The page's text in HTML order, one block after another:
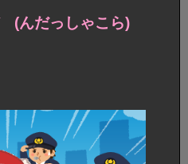
(んだっしゃこら)